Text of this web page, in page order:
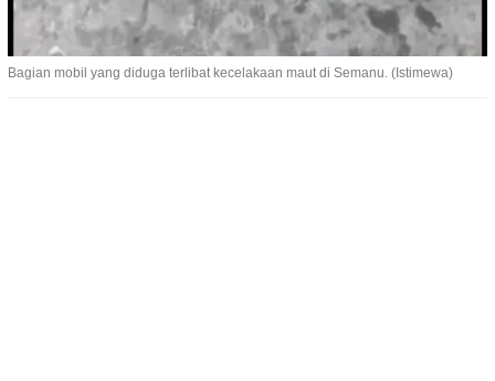
Bagian mobil yang diduga terlibat kecelakaan maut di Semanu. (Istimewa)